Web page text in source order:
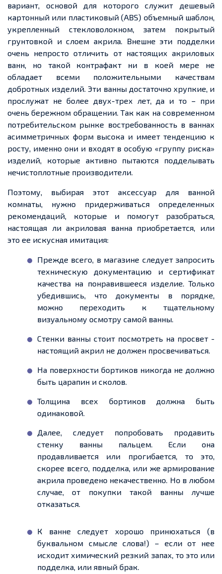
вариант, основой для которого служит дешевый
картонный или пластиковый (ABS) объемный шаблон,
укрепленный стекловолокном, затем покрытый
грунтовкой и слоем акрила. Внешне эти подделки
очень непросто отличить от настоящих акриловых
ванн, но такой контрафакт ни в коей мере не
обладает всеми положительными качествам
добротных изделий. Эти ванны достаточно хрупкие, и
прослужат не более двух-трех лет, да и то – при
очень бережном обращении. Так как на современном
потребительском рынке востребованность в ваннах
асимметричных форм высока и имеет тенденцию к
росту, именно они и входят в особую «группу риска»
изделий, которые активно пытаются подделывать
нечистоплотные производители.
Поэтому, выбирая этот аксессуар для ванной
комнаты, нужно придерживаться определенных
рекомендаций, которые и помогут разобраться,
настоящая ли акриловая ванна приобретается, или
это ее искусная имитация:
Прежде всего, в магазине следует запросить
техническую документацию и сертификат
качества на понравившееся изделие. Только
убедившись, что документы в порядке,
можно переходить к тщательному
визуальному осмотру самой ванны.
Стенки ванны стоит посмотреть на просвет -
настоящий акрил не должен просвечиваться.
На поверхности бортиков никогда не должно
быть царапин и сколов.
Толщина всех бортиков должна быть
одинаковой.
Далее, следует попробовать продавить
стенку ванны пальцем. Если она
продавливается или прогибается, то это,
скорее всего, подделка, или же армирование
акрила проведено некачественно. Но в любом
случае, от покупки такой ванны лучше
отказаться.
К ванне следует хорошо принюхаться (в
буквальном смысле слова!) – если от нее
исходит химический резкий запах, то это или
подделка, или явный брак.